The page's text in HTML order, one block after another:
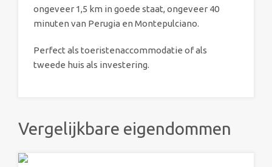
ongeveer 1,5 km in goede staat, ongeveer 40
minuten van Perugia en Montepulciano.
Perfect als toeristenaccommodatie of als
tweede huis als investering.
Vergelijkbare eigendommen